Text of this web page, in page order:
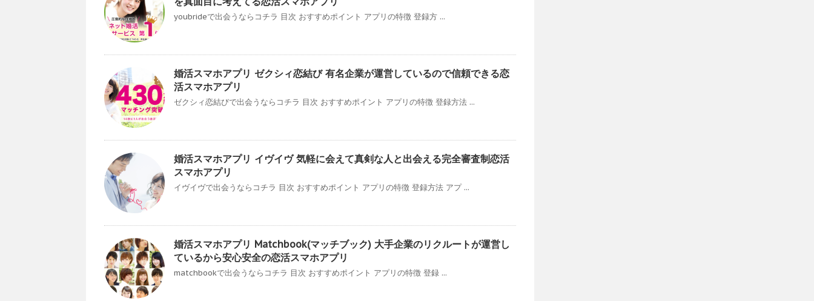
youbrideで出会うならコチラ 目次 おすすめポイント アプリの特徴 登録方 ...
婚活スマホアプリ ゼクシィ恋結び 有名企業が運営しているので信頼できる恋
活スマホアプリ
ゼクシィ恋結びで出会うならコチラ 目次 おすすめポイント アプリの特徴 登録方法 ...
婚活スマホアプリ イヴイヴ 気軽に会えて真剣な人と出会える完全審査制恋活
スマホアプリ
イヴイヴで出会うならコチラ 目次 おすすめポイント アプリの特徴 登録方法 アプ ...
婚活スマホアプリ Matchbook(マッチブック) 大手企業のリクルートが運営し
ているから安心安全の恋活スマホアプリ
matchbookで出会うならコチラ 目次 おすすめポイント アプリの特徴 登録 ...